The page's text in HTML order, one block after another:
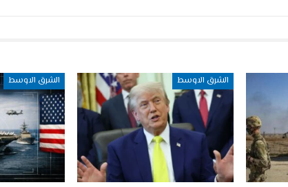
الشرق الاوسط الشرق الاوسط